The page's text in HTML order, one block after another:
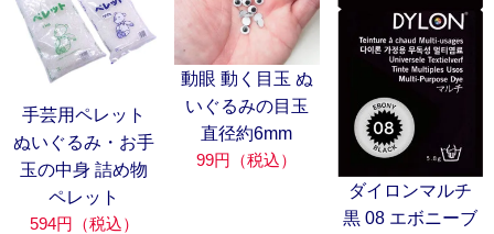
手芸用ペレット
ぬいぐるみ・お手
玉の中身 詰め物
ペレット
594円（税込）
動眼 動く目玉 ぬ
いぐるみの目玉
直径約6mm
99円（税込）
ダイロンマルチ
黒 08 エボニーブ